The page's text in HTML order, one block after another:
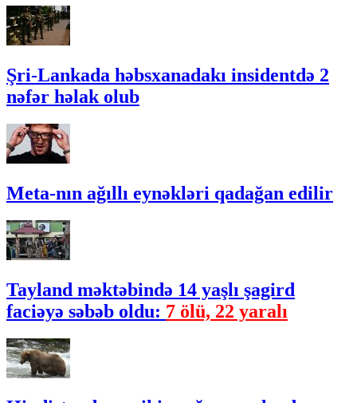
Şri-Lankada həbsxanadakı insidentdə 2
nəfər həlak olub
Meta-nın ağıllı eynəkləri qadağan edilir
Tayland məktəbində 14 yaşlı şagird
faciəyə səbəb oldu: 7 ölü, 22 yaralı